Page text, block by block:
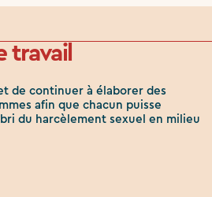
travail
de continuer à élaborer des
afin que chacun puisse
du harcèlement sexuel en milieu